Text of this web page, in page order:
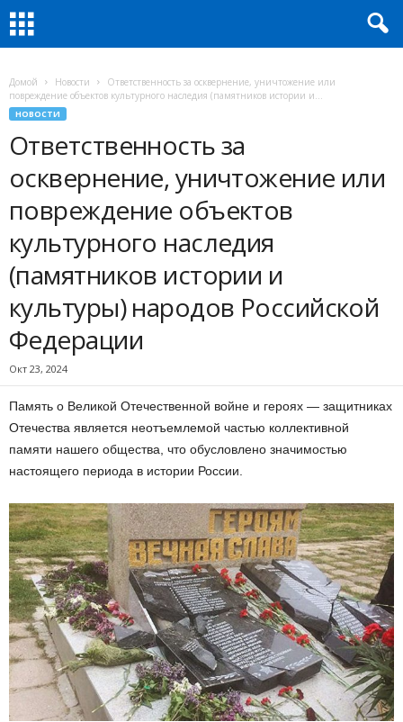
Домой Новости
Ответственность за осквернение, уничтожение или
повреждение объектов культурного наследия (памятников истории и...
НОВОСТИ
Ответственность за
осквернение, уничтожение или
повреждение объектов
культурного наследия
(памятников истории и
культуры) народов Российской
Федерации
Окт 23, 2024
Память о Великой Отечественной войне и героях — защитниках
Отечества является неотъемлемой частью коллективной
памяти нашего общества, что обусловлено значимостью
настоящего периода в истории России.